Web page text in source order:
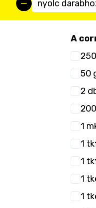
nyolc
A
250
50
2
200
1
1 tk
1 tk
1 tk
1 tk